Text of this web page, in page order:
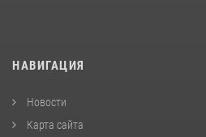
НАВИГАЦИЯ
Новости
Карта сайта